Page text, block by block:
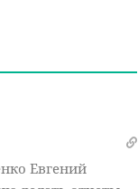
Евгений